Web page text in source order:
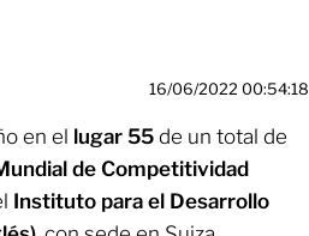
16/06/2022 00:54:18
en el lugar 55 de un total de
de Competitividad
Instituto para el Desarrollo